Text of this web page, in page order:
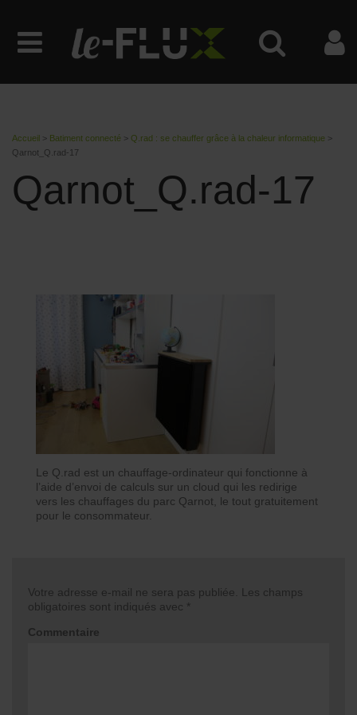
Accueil > Batiment connecté > Q.rad : se chauffer grâce à la chaleur informatique >
Qarnot_Q.rad-17
Qarnot_Q.rad-17
Le Q.rad est un chauffage-ordinateur qui fonctionne à
l’aide d’envoi de calculs sur un cloud qui les redirige
vers les chauffages du parc Qarnot, le tout gratuitement
pour le consommateur.
Votre adresse e-mail ne sera pas publiée.
Les champs
obligatoires sont indiqués avec *
Commentaire